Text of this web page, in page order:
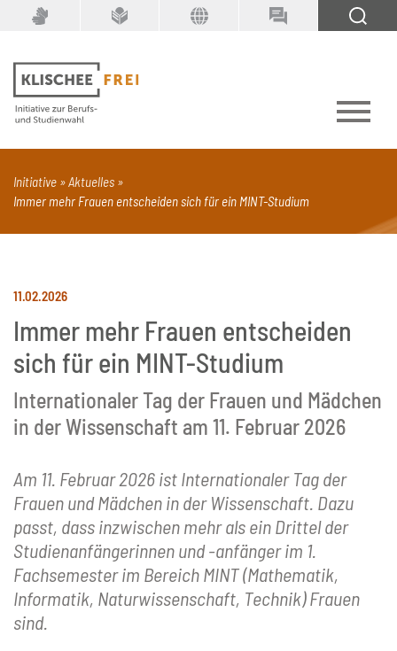
Suchbegriff
PDF Seite mit Video Alle Dokumenttypen
Initiative
Aktuelles
Immer mehr Frauen entscheiden sich für ein MINT-Studium
11.02.2026
Immer mehr Frauen entscheiden
sich für ein MINT-Studium
Internationaler Tag der Frauen und Mädchen
in der Wissenschaft am 11. Februar 2026
Am 11. Februar 2026 ist Internationaler Tag der
Frauen und Mädchen in der Wissenschaft. Dazu
passt, dass inzwischen mehr als ein Drittel der
Studienanfängerinnen und -anfänger im 1.
Fachsemester im Bereich MINT (Mathematik,
Informatik, Naturwissenschaft, Technik) Frauen
sind.